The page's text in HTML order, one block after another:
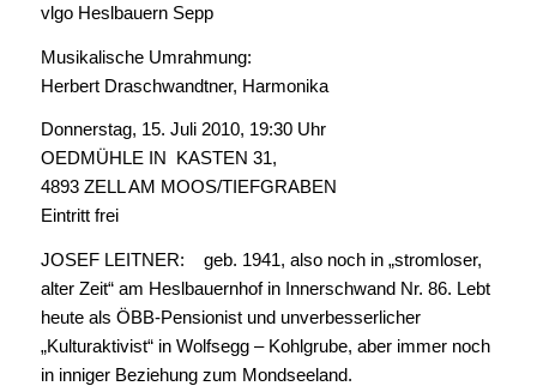
vlgo Heslbauern Sepp
Musikalische Umrahmung:
Herbert Draschwandtner, Harmonika
Donnerstag, 15. Juli 2010, 19:30 Uhr
OEDMÜHLE IN KASTEN 31,
4893 ZELL AM MOOS/TIEFGRABEN
Eintritt frei
JOSEF LEITNER: geb. 1941, also noch in „stromloser,
alter Zeit“ am Heslbauernhof in Innerschwand Nr. 86. Lebt
heute als ÖBB-Pensionist und unverbesserlicher
„Kulturaktivist“ in Wolfsegg – Kohlgrube, aber immer noch
in inniger Beziehung zum Mondseeland.